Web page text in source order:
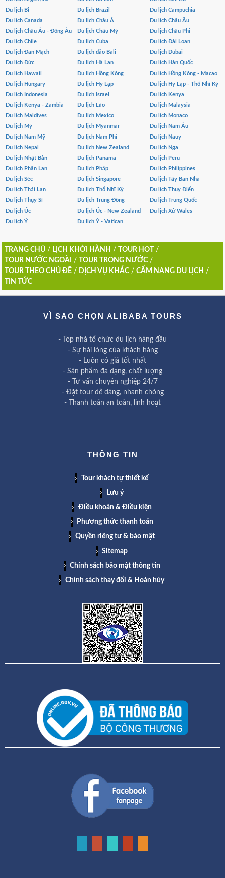
Du lịch Bỉ
Du lịch Brazil
Du lịch Campuchia
Du lịch Canada
Du lịch Châu Á
Du lịch Châu Âu
Du lịch Châu Âu - Đông Âu
Du lịch Châu Mỹ
Du lịch Châu Phi
Du lịch Chile
Du lịch Cuba
Du lịch Đài Loan
Du lịch Đan Mạch
Du lịch đảo Bali
Du lịch Dubai
Du lịch Đức
Du lịch Hà Lan
Du lịch Hàn Quốc
Du lịch Hawaii
Du lịch Hồng Kông
Du lịch Hồng Kông - Macao
Du lịch Hungary
Du lịch Hy Lạp
Du lịch Hy Lạp - Thổ Nhĩ Kỳ
Du lịch Indonesia
Du lịch Israel
Du lịch Kenya
Du lịch Kenya - Zambia
Du lịch Lào
Du lịch Malaysia
Du lịch Maldives
Du lịch Mexico
Du lịch Monaco
Du lịch Mỹ
Du lịch Myanmar
Du lịch Nam Âu
Du lịch Nam Mỹ
Du lịch Nam Phi
Du lịch Nauy
Du lịch Nepal
Du lịch New Zealand
Du lịch Nga
Du lịch Nhật Bản
Du lịch Panama
Du lịch Peru
Du lịch Phần Lan
Du lịch Pháp
Du lịch Philippines
Du lịch Séc
Du lịch Singapore
Du lịch Tây Ban Nha
Du lịch Thái Lan
Du lịch Thổ Nhĩ Kỳ
Du lịch Thụy Điển
Du lịch Thụy Sĩ
Du lịch Trung Đông
Du lịch Trung Quốc
Du lịch Úc
Du lịch Úc - New Zealand
Du lịch Xứ Wales
Du lịch Ý
Du lịch Ý - Vatican
TRANG CHỦ/ LỊCH KHỞI HÀNH / TOUR HOT
/
TOUR NƯỚC NGOÀI
/ TOUR TRONG NƯỚC/
TOUR THEO CHỦ ĐỀ/ DỊCH VỤ KHÁC/ CẨM NANG DU LỊCH /
TIN TỨC
VÌ SAO CHỌN ALIBABA TOURS
- Top nhà tổ chức du lịch hàng đầu
- Sự hài lòng của khách hàng
- Luôn có giá tốt nhất
- Sản phẩm đa dạng, chất lượng
- Tư vấn chuyên nghiệp 24/7
- Đặt tour dễ dàng, nhanh chóng
- Thanh toán an toàn, linh hoạt
THÔNG TIN
Tour khách tự thiết kế
Lưu ý
Điều khoản & Điều kiện
Phương thức thanh toán
Quyền riêng tư & bảo mật
Sitemap
Chính sách bảo mật thông tin
Chính sách thay đổi & Hoàn hủy